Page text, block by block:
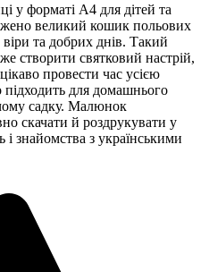
у форматі А4 для дітей та
великий кошик польових
віри та добрих днів. Такий
створити святковий настрій,
провести час усією
для домашнього
садку. Малюнок
скачати й роздрукувати у
знайомства з українськими